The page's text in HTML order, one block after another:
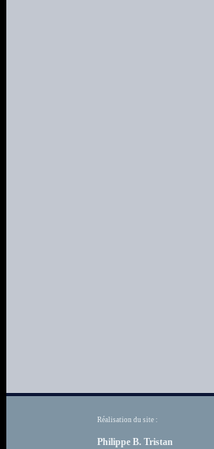
Réalisation du site :
Philippe B. Tristan